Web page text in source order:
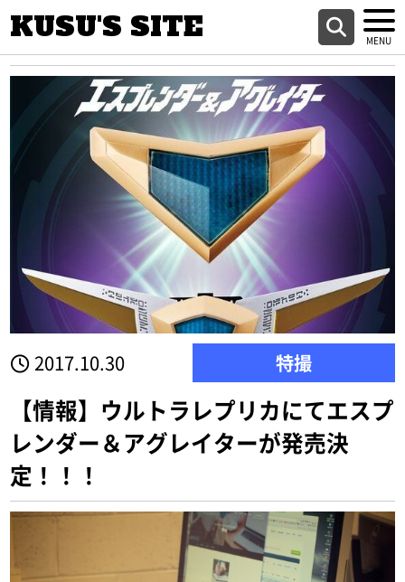
KUSU'S SITE
2017.10.30 特撮
【情報】ウルトラレプリカにてエスプ
レンダー＆アグレイターが発売決
定！！！